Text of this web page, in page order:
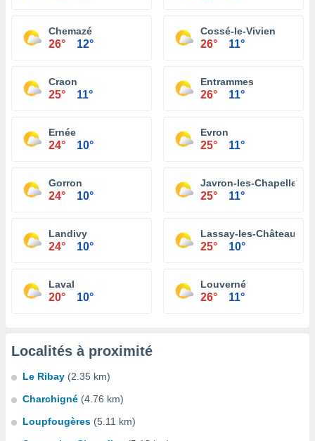
Chemazé
26° 12°
Cossé-le-Vivien
26° 11°
Craon
25° 11°
Entrammes
26° 11°
Ernée
24° 10°
Evron
25° 11°
Gorron
24° 10°
Javron-les-Chapelles
25° 11°
Landivy
24° 10°
Lassay-les-Châteaux
25° 10°
Laval
20° 10°
Louverné
26° 11°
Localités à proximité
Le Ribay (2.35 km)
Charchigné (4.76 km)
Loupfougères (5.11 km)